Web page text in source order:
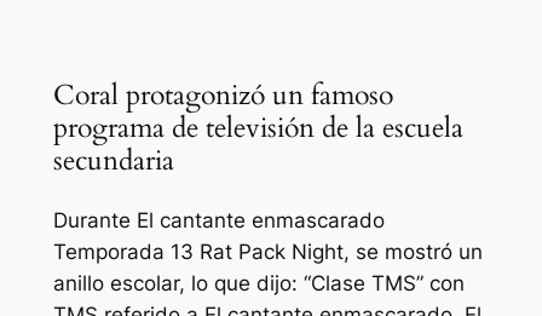
Coral protagonizó un famoso
programa de televisión de la escuela
secundaria
Durante El cantante enmascarado
Temporada 13 Rat Pack Night, se mostró un
anillo escolar, lo que dijo: “Clase TMS”con